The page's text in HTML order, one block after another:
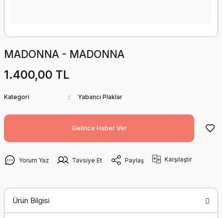
MADONNA - MADONNA
1.400,00 TL
Kategori Yabancı Plaklar
Gelince Haber Ver
Yorum Yaz Tavsiye Et Paylaş Karşılaştır
Ürün Bilgisi